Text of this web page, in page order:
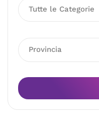
Tutte le Categorie
Provincia